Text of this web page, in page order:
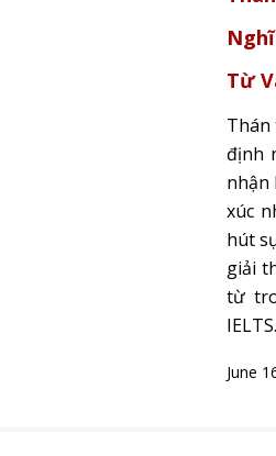
Từ
Thán
định
nhận
xúc
hút
giải
từ
IELTS.
June